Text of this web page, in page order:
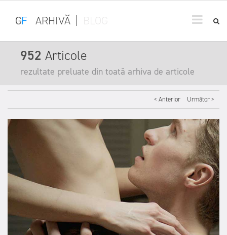
GF ARHIVĂ
952 Articole
rezultate preluate din toată arhiva de articole
< Anterior Următor >